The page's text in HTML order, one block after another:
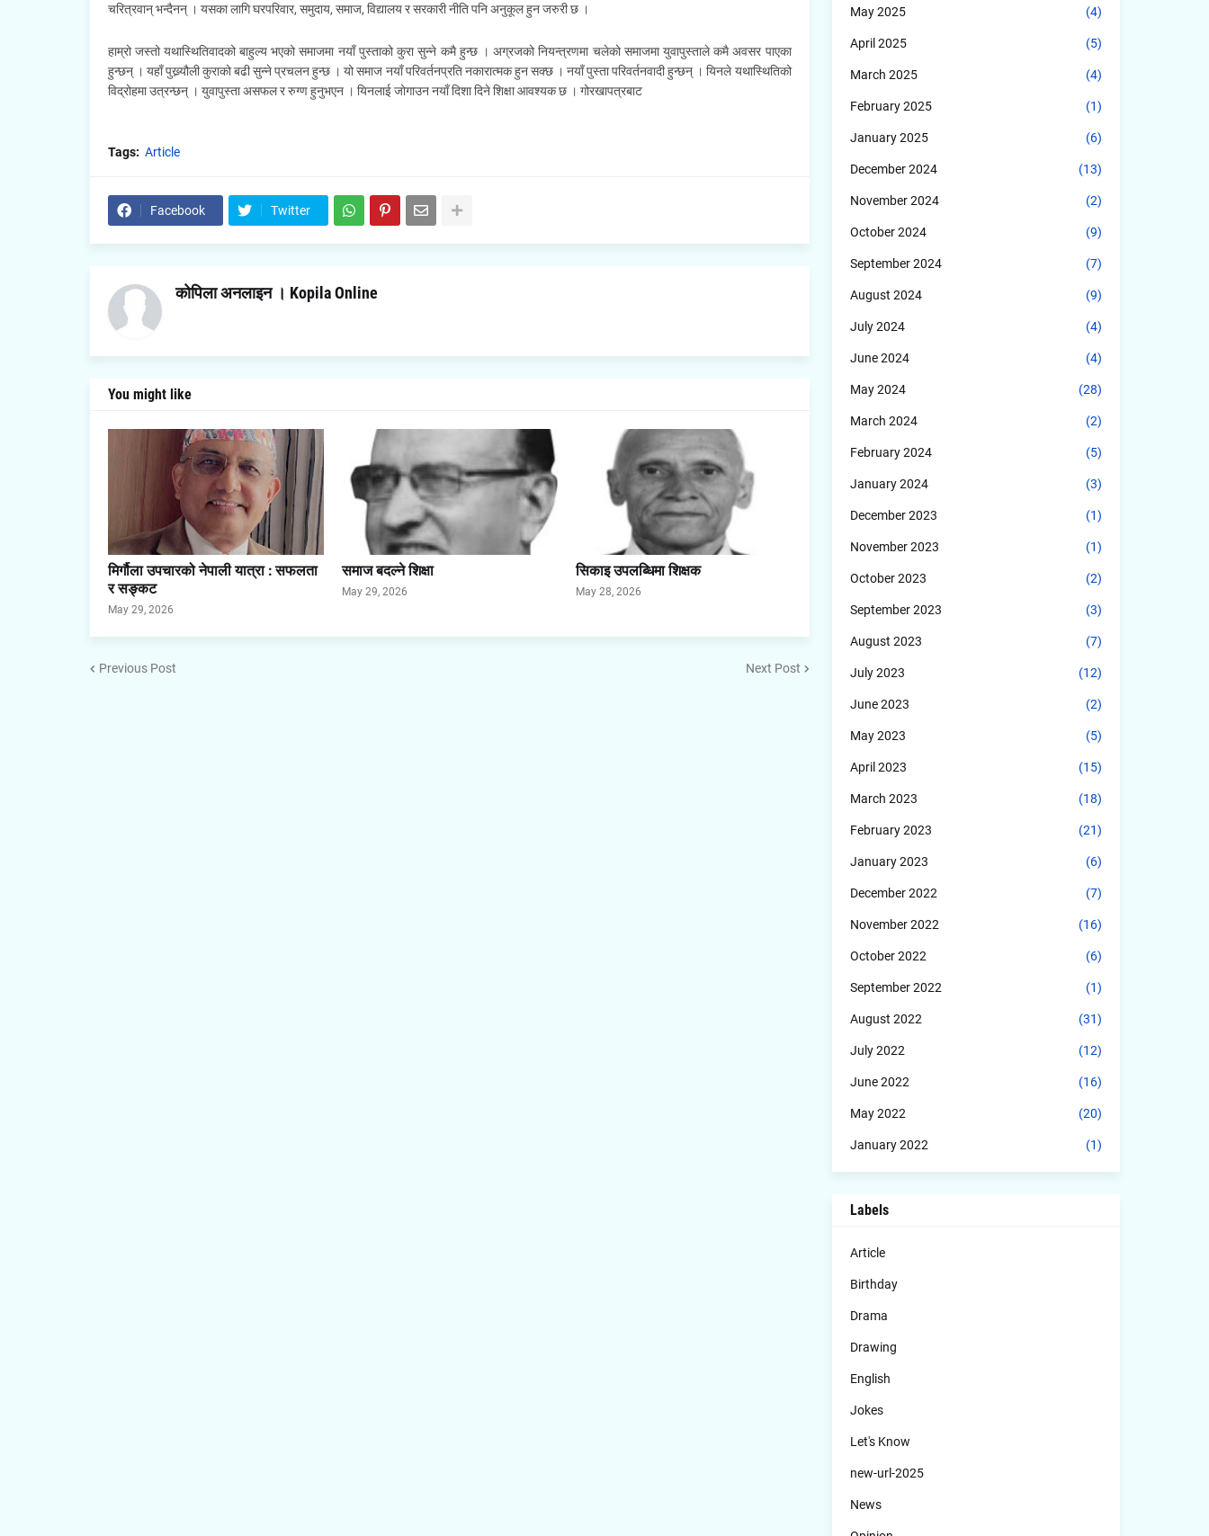
चरित्रवान् भन्दैनन् । यसका लागि घरपरिवार, समुदाय, समाज, विद्यालय र सरकारी नीति पनि अनुकूल हुन जरुरी छ ।
हाम्रो जस्तो यथास्थितिवादको बाहुल्य भएको समाजमा नयाँ पुस्ताको कुरा सुन्ने कमै हुन्छ । अग्रजको नियन्त्रणमा चलेको समाजमा युवापुस्ताले कमै अवसर पाएका
हुन्छन् । यहाँ पुख्र्यौली कुराको बढी सुन्ने प्रचलन हुन्छ । यो समाज नयाँ परिवर्तनप्रति नकारात्मक हुन सक्छ । नयाँ पुस्ता परिवर्तनवादी हुन्छन् । यिनले यथास्थितिको
विद्रोहमा उत्रन्छन् । युवापुस्ता असफल र रुग्ण हुनुभएन । यिनलाई जोगाउन नयाँ दिशा दिने शिक्षा आवश्यक छ । गोरखापत्रबाट
Tags: Article
Facebook Twitter
कोपिला अनलाइन । Kopila Online
You might like
मिर्गौला उपचारको नेपाली यात्रा : सफलता
र सङ्कट
May 29, 2026
समाज बदल्ने शिक्षा
May 29, 2026
सिकाइ उपलब्धिमा शिक्षक
May 28, 2026
Previous Post Next Post
May 2025 (4)
April 2025 (5)
March 2025 (4)
February 2025 (1)
January 2025 (6)
December 2024 (13)
November 2024 (2)
October 2024 (9)
September 2024 (7)
August 2024 (9)
July 2024 (4)
June 2024 (4)
May 2024 (28)
March 2024 (2)
February 2024 (5)
January 2024 (3)
December 2023 (1)
November 2023 (1)
October 2023 (2)
September 2023 (3)
August 2023 (7)
July 2023 (12)
June 2023 (2)
May 2023 (5)
April 2023 (15)
March 2023 (18)
February 2023 (21)
January 2023 (6)
December 2022 (7)
November 2022 (16)
October 2022 (6)
September 2022 (1)
August 2022 (31)
July 2022 (12)
June 2022 (16)
May 2022 (20)
January 2022 (1)
Labels
Article
Birthday
Drama
Drawing
English
Jokes
Let's Know
new-url-2025
News